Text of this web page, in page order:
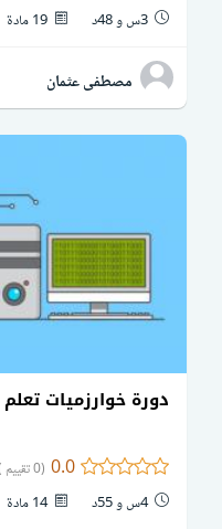
3س و 48د 19 مادة
مصطفى عثمان
دورة خوارزميات
0.0 (0 تقييم )
4س و 55د 14 مادة